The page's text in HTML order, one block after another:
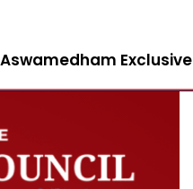
Aswamedham Exclusive